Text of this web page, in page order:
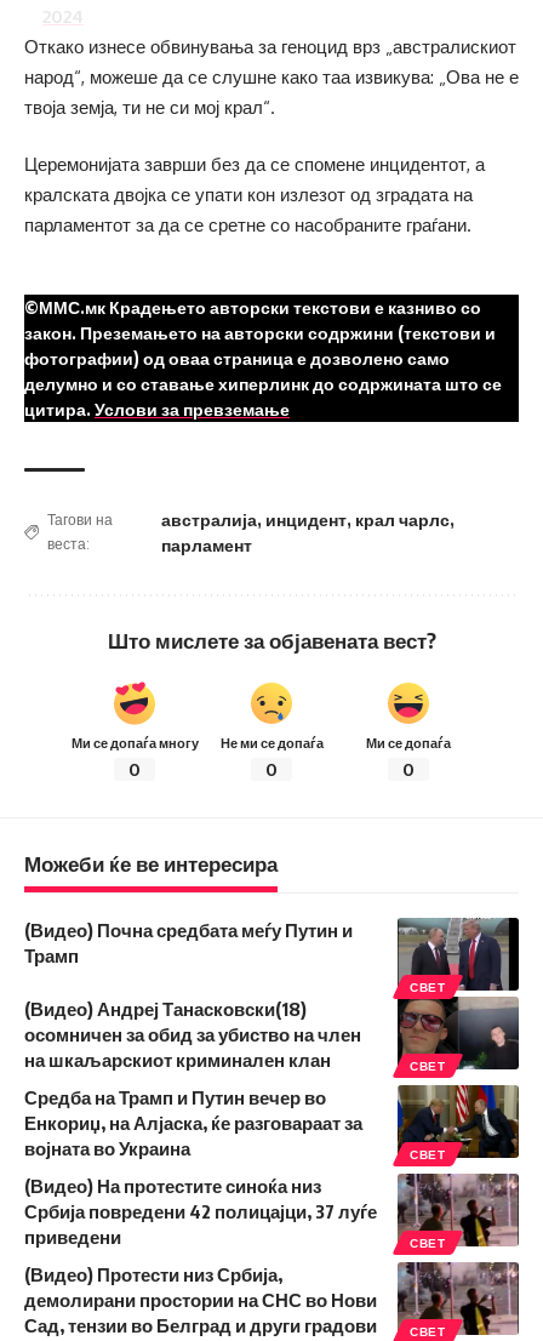
Откако изнесе обвинувања за геноцид врз „австралискиот
народ“, можеше да се слушне како таа извикува: „Ова не е
твоја земја, ти не си мој крал“.
Церемонијата заврши без да се спомене инцидентот, а
кралската двојка се упати кон излезот од зградата на
парламентот за да се сретне со насобраните граѓани.
©ММС.мк Крадењето авторски текстови е казниво со
закон. Преземањето на авторски содржини (текстови и
фотографии) од оваа страница е дозволено само
делумно и со ставање хиперлинк до содржината што се
цитира. Услови за превземање
Тагови на
веста:
австралија, инцидент, крал чарлс,
парламент
Што мислете за објавената вест?
Ми се допаѓа многу
0
Не ми се допаѓа
0
Ми се допаѓа
0
Можеби ќе ве интересира
СВЕТ
(Видео) Почна средбата меѓу Путин и
Трамп
СВЕТ
(Видео) Андреј Танасковски(18)
осомничен за обид за убиство на член
на шкаљарскиот криминален клан
СВЕТ
Средба на Трамп и Путин вечер во
Енкориџ, на Алјаска, ќе разговараат за
војната во Украина
СВЕТ
(Видео) На протестите синоќа низ
Србија повредени 42 полицајци, 37 луѓе
приведени
СВЕТ
(Видео) Протести низ Србија,
демолирани простории на СНС во Нови
Сад, тензии во Белград и други градови